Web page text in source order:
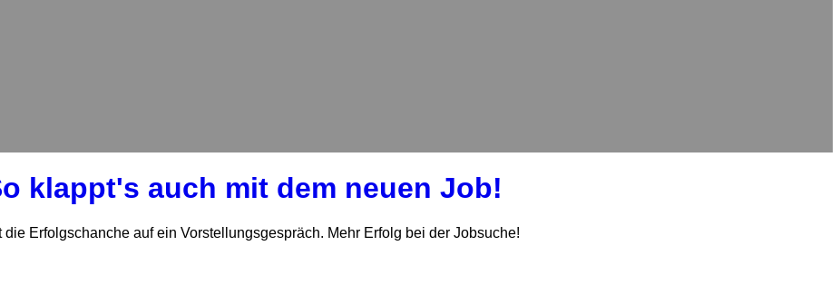
klappt's auch mit dem neuen Job!
Erfolgschanche auf ein Vorstellungsgespräch. Mehr Erfolg bei der Jobsuche!